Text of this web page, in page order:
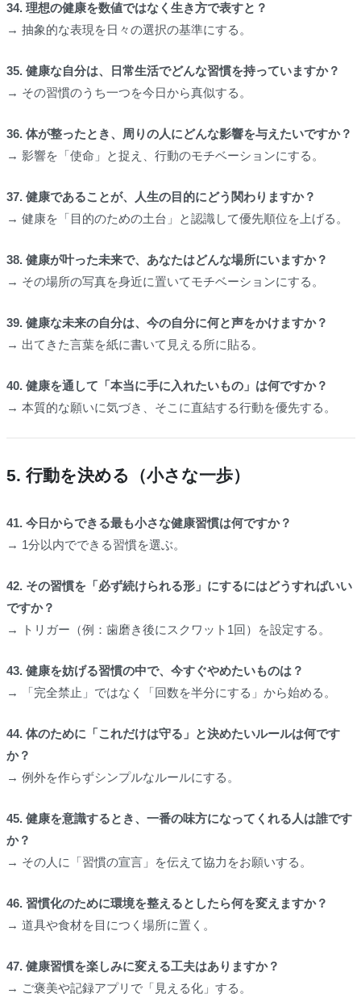
34. 理想の健康を数値ではなく生き方で表すと？
→ 抽象的な表現を日々の選択の基準にする。
35. 健康な自分は、日常生活でどんな習慣を持っていますか？
→ その習慣のうち一つを今日から真似する。
36. 体が整ったとき、周りの人にどんな影響を与えたいですか？
→ 影響を「使命」と捉え、行動のモチベーションにする。
37. 健康であることが、人生の目的にどう関わりますか？
→ 健康を「目的のための土台」と認識して優先順位を上げる。
38. 健康が叶った未来で、あなたはどんな場所にいますか？
→ その場所の写真を身近に置いてモチベーションにする。
39. 健康な未来の自分は、今の自分に何と声をかけますか？
→ 出てきた言葉を紙に書いて見える所に貼る。
40. 健康を通して「本当に手に入れたいもの」は何ですか？
→ 本質的な願いに気づき、そこに直結する行動を優先する。
5. 行動を決める（小さな一歩）
41. 今日からできる最も小さな健康習慣は何ですか？
→ 1分以内でできる習慣を選ぶ。
42. その習慣を「必ず続けられる形」にするにはどうすればいい
ですか？
→ トリガー（例：歯磨き後にスクワット1回）を設定する。
43. 健康を妨げる習慣の中で、今すぐやめたいものは？
→ 「完全禁止」ではなく「回数を半分にする」から始める。
44. 体のために「これだけは守る」と決めたいルールは何です
か？
→ 例外を作らずシンプルなルールにする。
45. 健康を意識するとき、一番の味方になってくれる人は誰です
か？
→ その人に「習慣の宣言」を伝えて協力をお願いする。
46. 習慣化のために環境を整えるとしたら何を変えますか？
→ 道具や食材を目につく場所に置く。
47. 健康習慣を楽しみに変える工夫はありますか？
→ ご褒美や記録アプリで「見える化」する。